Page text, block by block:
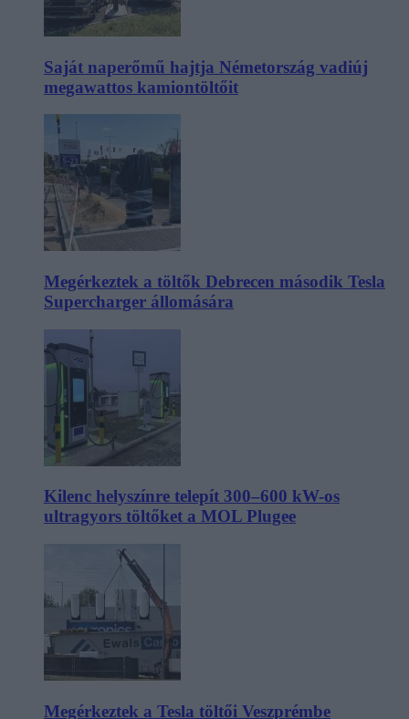
Saját naperőmű hajtja Németország vadiúj
megawattos kamiontöltőit
Megérkeztek a töltők Debrecen második Tesla
Supercharger állomására
Kilenc helyszínre telepít 300–600 kW-os
ultragyors töltőket a MOL Plugee
Megérkeztek a Tesla töltői Veszprémbe